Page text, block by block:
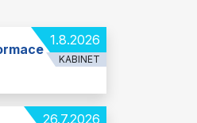
1.8.2026
KABINET
26.7.2026